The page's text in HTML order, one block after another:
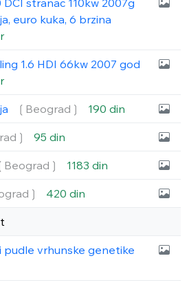
DCI stranac 110kw 2007g
euro kuka, 6 brzina
1.6 HDI 66kw 2007 god
❲Beograd❳ 190 din
95 din
1183 din
420 din
pudle vrhunske genetike